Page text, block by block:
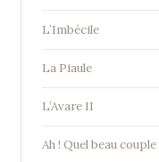
L’Imbécile
La Piaule
L’Avare II
Ah ! Quel beau couple